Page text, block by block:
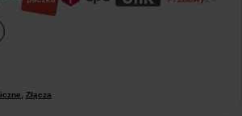
Złącza